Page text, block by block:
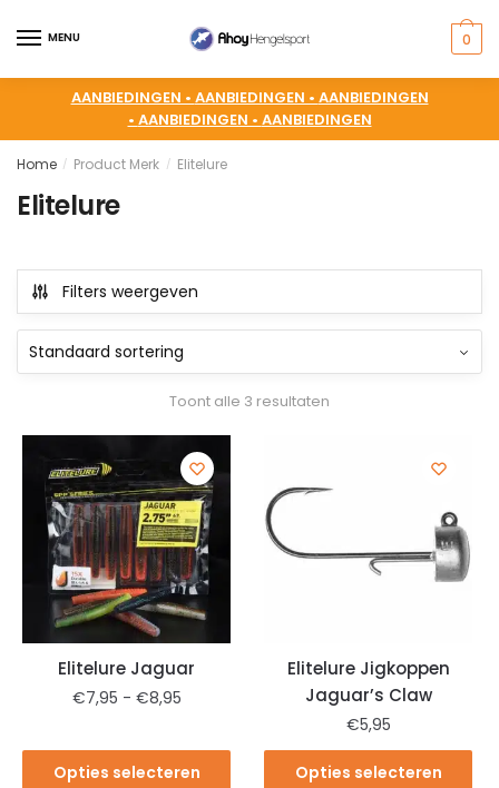
MENU 0
AANBIEDINGEN • AANBIEDINGEN • AANBIEDINGEN
• AANBIEDINGEN • AANBIEDINGEN
Home / Product Merk / Elitelure
Elitelure
Filters weergeven
Toont alle 3 resultaten
Elitelure Jaguar
€7,95 - €8,95
Opties selecteren
Elitelure Jigkoppen
Jaguar’s Claw
€5,95
Opties selecteren